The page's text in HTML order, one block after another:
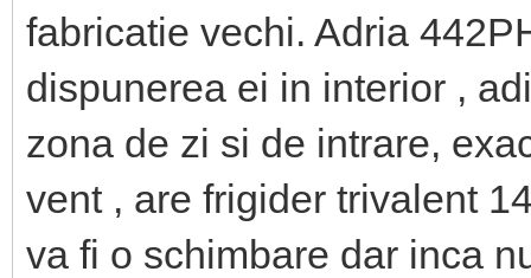
fabricatie vechi. Adria
dispunerea ei in interior ,
zona de zi si de intrare,
vent , are frigider trivalent
va fi o schimbare dar inca